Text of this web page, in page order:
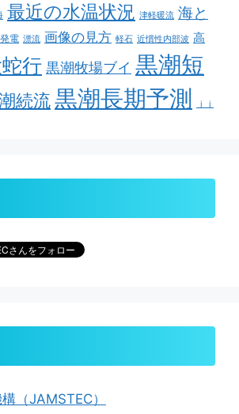
最近の水温状況 津軽暖流 海と
電 漂流 画像の見方 軽石 近慣性内部波 高
行 黒潮牧場ブイ 黒潮短
続流黒潮長期予測 ｊｊ
（JAMSTEC）